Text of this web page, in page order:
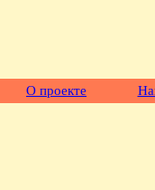
О проекте